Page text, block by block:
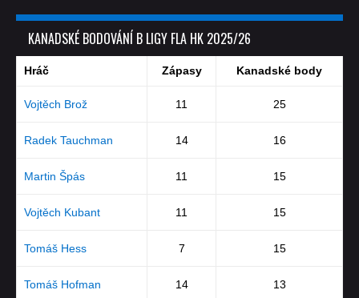
KANADSKÉ BODOVÁNÍ B LIGY FLA HK 2025/26
Hráč Zápasy Kanadské body
Vojtěch Brož 11 25
Radek Tauchman 14 16
Martin Špás 11 15
Vojtěch Kubant 11 15
Tomáš Hess 7 15
Tomáš Hofman 14 13